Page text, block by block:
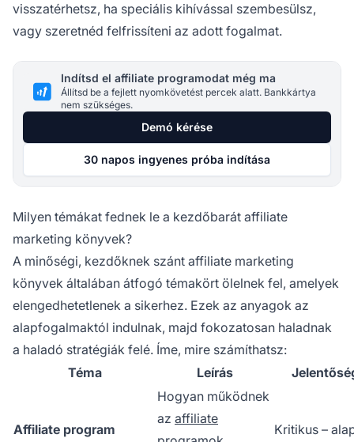
visszatérhetsz, ha speciális kihívással szembesülsz,
vagy szeretnéd felfrissíteni az adott fogalmat.
Indítsd el affiliate programodat még ma
Állítsd be a fejlett nyomkövetést percek alatt. Bankkártya
nem szükséges.
Demó kérése
30 napos ingyenes próba indítása
Milyen témákat fednek le a kezdőbarát affiliate
marketing könyvek?
A minőségi, kezdőknek szánt affiliate marketing
könyvek általában átfogó témakört ölelnek fel, amelyek
elengedhetetlenek a sikerhez. Ezek az anyagok az
alapfogalmaktól indulnak, majd fokozatosan haladnak
a haladó stratégiák felé. Íme, mire számíthatsz:
Téma
Leírás
Affiliate program
Hogyan működnek
az affiliate
Kritikus –